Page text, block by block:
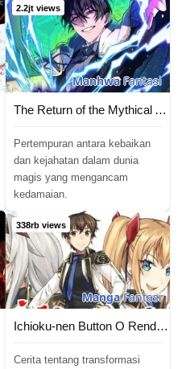
2.2jt views
ManhwaFantasi
The Return of the Mythical Archmage
Pertempuran antara kebaikan
dan kejahatan dalam dunia
magis yang mengancam
kedamaian.
338rb views
MangaFantasi
Ichioku-nen Button O Renda Shita Ore Wa, Kizuitara Saikyou Ni Natteita
Cerita tentang transformasi